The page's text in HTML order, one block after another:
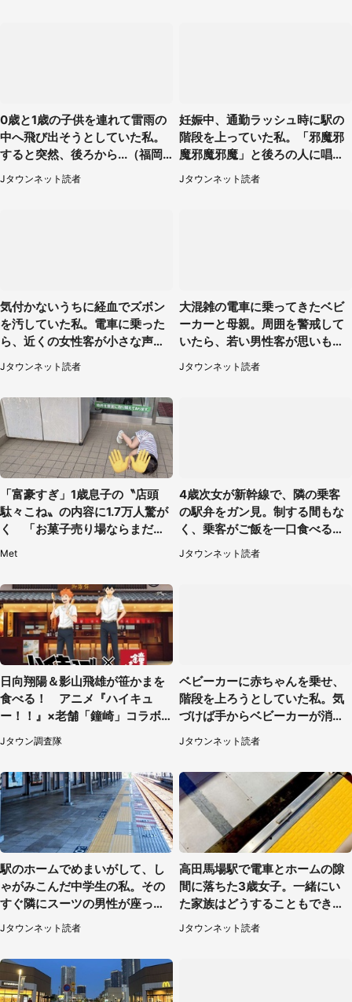
0歳と1歳の子供を連れて雷雨の
中へ飛び出そうとしていた私。
すると突然、後ろから...（福岡
県・30代女性）
Jタウンネット読者
妊娠中、通勤ラッシュ時に駅の
階段を上っていた私。「邪魔邪
魔邪魔邪魔」と後ろの人に唱え
られて（神奈川県・30代女性）
Jタウンネット読者
気付かないうちに経血でズボン
を汚していた私。電車に乗った
ら、近くの女性客が小さな声で
（千葉県・10代女性）
Jタウンネット読者
大混雑の電車に乗ってきたベビ
ーカーと母親。周囲を警戒して
いたら、若い男性客が思いもよ
らぬ行動に（東京都・50代女
性）
Jタウンネット読者
「富豪すぎ」1歳息子の〝店頭
駄々こね〟の内容に1.7万人驚が
く 「お菓子売り場ならまだし
Met
4歳次女が新幹線で、隣の乗客
の駅弁をガン見。制する間もな
く、乗客がご飯を一口食べると
（茨城県・50代女性）
Jタウンネット読者
日向翔陽＆影山飛雄が笹かまを
食べる！ アニメ『ハイキュ
ー！！』×老舗「鐘崎」コラボ
で限定グッズも【8／1～31】
Jタウン調査隊
ベビーカーに赤ちゃんを乗せ、
階段を上ろうとしていた私。気
づけば手からベビーカーが消え
ていて（神奈川県・60代女性）
Jタウンネット読者
駅のホームでめまいがして、し
ゃがみこんだ中学生の私。その
すぐ隣にスーツの男性が座って
きて（千葉県・20代女性）
Jタウンネット読者
高田馬場駅で電車とホームの隙
間に落ちた3歳女子。一緒にい
た家族はどうすることもできな
くて...（埼玉県・50代女性）
Jタウンネット読者